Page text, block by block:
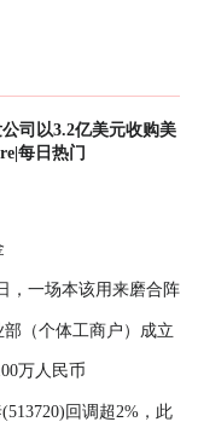
司以3.2亿美元收购美
每日热门
，一场本该用来磨合阵
（个体工商户）成立
万人民币
回调超2%，此